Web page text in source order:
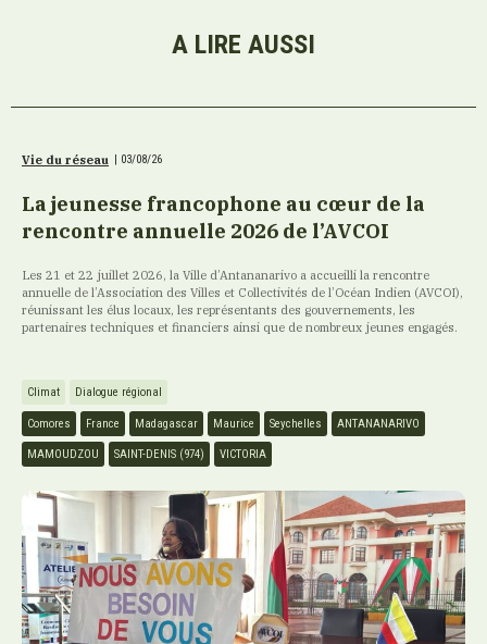
A LIRE AUSSI
Vie du réseau 03/08/26
La jeunesse francophone au cœur de la
rencontre annuelle 2026 de l’AVCOI
Les 21 et 22 juillet 2026, la Ville d’Antananarivo a accueilli la rencontre
annuelle de l’Association des Villes et Collectivités de l’Océan Indien (AVCOI),
réunissant les élus locaux, les représentants des gouvernements, les
partenaires techniques et financiers ainsi que de nombreux jeunes engagés.
Climat Dialogue régional
Comores France Madagascar Maurice Seychelles ANTANANARIVO
MAMOUDZOU SAINT-DENIS (974) VICTORIA